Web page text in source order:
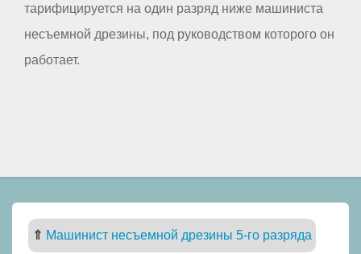
тарифицируется на один разряд ниже машиниста
несъемной дрезины, под руководством которого он
работает.
⇑ Машинист несъемной дрезины 5-го разряда